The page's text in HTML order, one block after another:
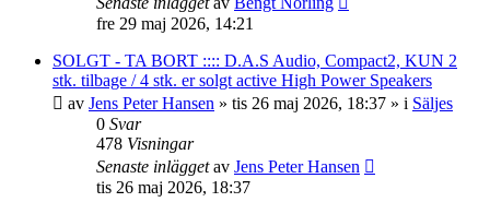
fre 29 maj 2026, 14:21
SOLGT - TA BORT :::: D.A.S Audio, Compact2, KUN 2
stk. tilbage / 4 stk. er solgt active High Power Speakers
av Jens Peter Hansen » tis 26 maj 2026, 18:37 » i Säljes
0 Svar
478 Visningar
Senaste inläggetav Jens Peter Hansen
tis 26 maj 2026, 18:37